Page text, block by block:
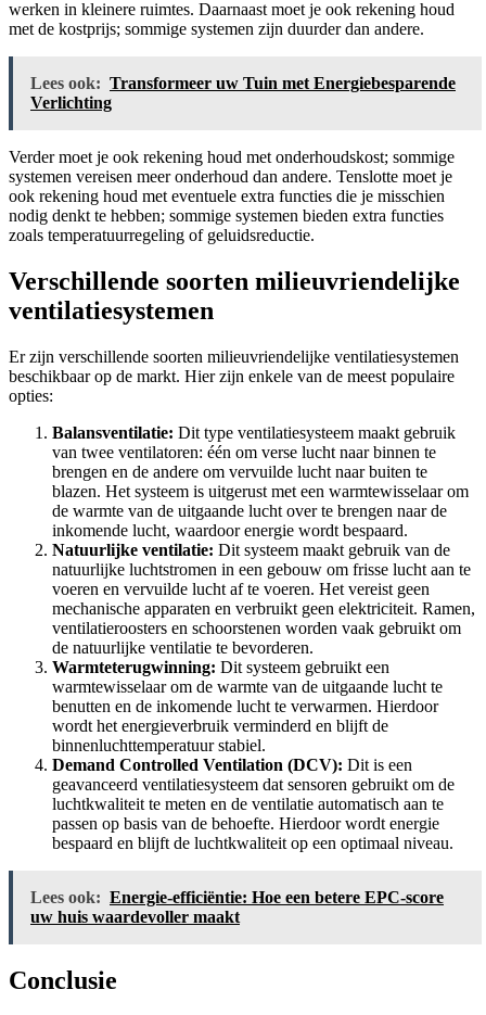
werken in kleinere ruimtes. Daarnaast moet je ook rekening houd
met de kostprijs; sommige systemen zijn duurder dan andere.
Lees ook: Transformeer uw Tuin met Energiebesparende
Verlichting
Verder moet je ook rekening houd met onderhoudskost; sommige
systemen vereisen meer onderhoud dan andere. Tenslotte moet je
ook rekening houd met eventuele extra functies die je misschien
nodig denkt te hebben; sommige systemen bieden extra functies
zoals temperatuurregeling of geluidsreductie.
Verschillende soorten milieuvriendelijke
ventilatiesystemen
Er zijn verschillende soorten milieuvriendelijke ventilatiesystemen
beschikbaar op de markt. Hier zijn enkele van de meest populaire
opties:
Balansventilatie: Dit type ventilatiesysteem maakt gebruik
van twee ventilatoren: één om verse lucht naar binnen te
brengen en de andere om vervuilde lucht naar buiten te
blazen. Het systeem is uitgerust met een warmtewisselaar om
de warmte van de uitgaande lucht over te brengen naar de
inkomende lucht, waardoor energie wordt bespaard.
Natuurlijke ventilatie: Dit systeem maakt gebruik van de
natuurlijke luchtstromen in een gebouw om frisse lucht aan te
voeren en vervuilde lucht af te voeren. Het vereist geen
mechanische apparaten en verbruikt geen elektriciteit. Ramen,
ventilatieroosters en schoorstenen worden vaak gebruikt om
de natuurlijke ventilatie te bevorderen.
Warmteterugwinning: Dit systeem gebruikt een
warmtewisselaar om de warmte van de uitgaande lucht te
benutten en de inkomende lucht te verwarmen. Hierdoor
wordt het energieverbruik verminderd en blijft de
binnenluchttemperatuur stabiel.
Demand Controlled Ventilation (DCV): Dit is een
geavanceerd ventilatiesysteem dat sensoren gebruikt om de
luchtkwaliteit te meten en de ventilatie automatisch aan te
passen op basis van de behoefte. Hierdoor wordt energie
bespaard en blijft de luchtkwaliteit op een optimaal niveau.
Lees ook: Energie-efficiëntie: Hoe een betere EPC-score
uw huis waardevoller maakt
Conclusie